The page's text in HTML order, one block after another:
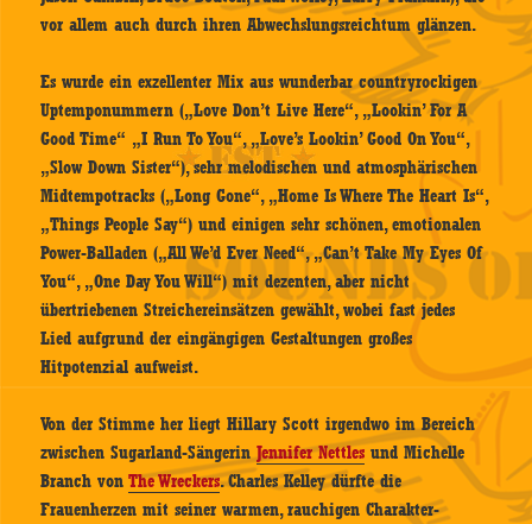
vor allem auch durch ihren Abwechslungsreichtum glänzen.
Es wurde ein exzellenter Mix aus wunderbar countryrockigen
Uptemponummern („Love Don’t Live Here“, „Lookin’ For A
Good Time“ „I Run To You“, „Love’s Lookin’ Good On You“,
„Slow Down Sister“), sehr melodischen und atmosphärischen
Midtempotracks („Long Gone“, „Home Is Where The Heart Is“,
„Things People Say“) und einigen sehr schönen, emotionalen
Power-Balladen („All We’d Ever Need“, „Can’t Take My Eyes Of
You“, „One Day You Will“) mit dezenten, aber nicht
übertriebenen Streichereinsätzen gewählt, wobei fast jedes
Lied aufgrund der eingängigen Gestaltungen großes
Hitpotenzial aufweist.
Von der Stimme her liegt Hillary Scott irgendwo im Bereich
zwischen Sugarland-SängerinJennifer Nettles und Michelle
Branch vonThe Wreckers. Charles Kelley dürfte die
Frauenherzen mit seiner warmen, rauchigen Charakter-